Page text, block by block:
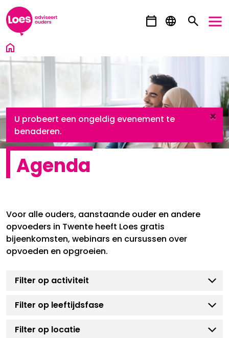
Ga direct naar inhoud
×
danger
U probeert een ongeldig evenement te
benaderen.
Agenda
Voor alle ouders, aanstaande ouder en andere
opvoeders in Twente heeft Loes gratis
bijeenkomsten, webinars en cursussen over
opvoeden en opgroeien.